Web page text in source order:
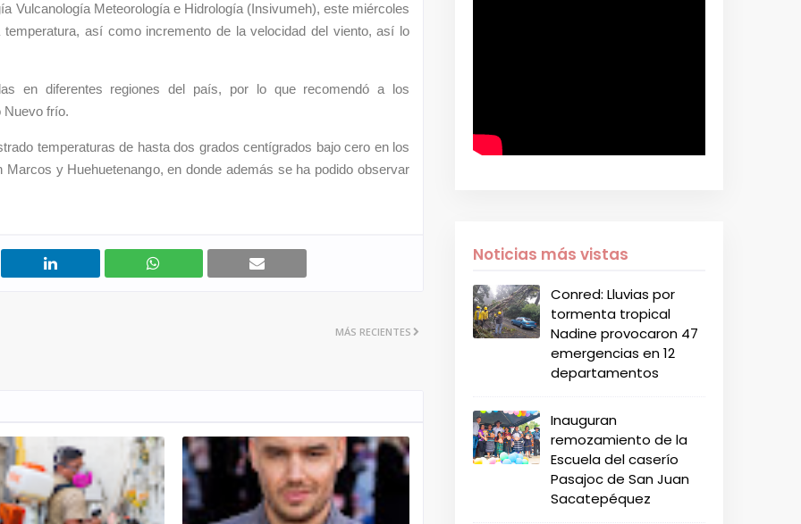
Vulcanología Meteorología e Hidrología (Insivumeh), este miércoles
así como incremento de la velocidad del viento, así lo
en diferentes regiones del país, por lo que recomendó a los
Nuevo frío.
temperaturas de hasta dos grados centígrados bajo cero en los
y Huehuetenango, en donde además se ha podido observar
MÁS RECIENTES
Noticias más vistas
Conred: Lluvias por
tormenta tropical
Nadine provocaron 47
emergencias en 12
departamentos
Inauguran
remozamiento de la
Escuela del caserío
Pasajoc de San Juan
Sacatepéquez